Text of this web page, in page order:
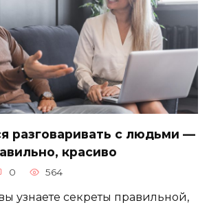
разговаривать с людьми —
красиво
0 564
узнаете секреты правильной,